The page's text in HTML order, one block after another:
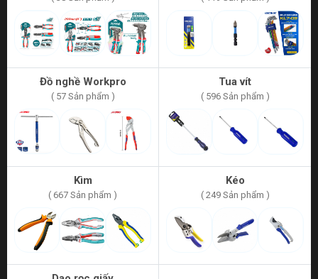
Đồ nghề Workpro
( 57 Sản phẩm )
Tua vít
( 596 Sản phẩm )
Kìm
( 667 Sản phẩm )
Kéo
( 249 Sản phẩm )